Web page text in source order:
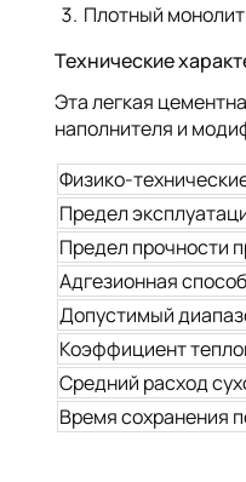
Плотный
Технические
Эта легкая
наполнителя и
Физико-
Предел
Предел прочности
Адгезионная
Допустимый
Коэффициент
Средний расход
Время сохранения